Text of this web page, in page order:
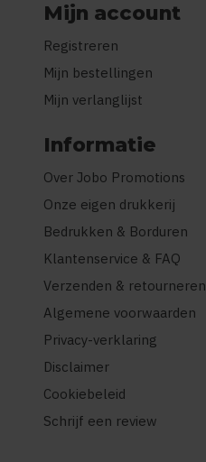
Mijn account
Registreren
Mijn bestellingen
Mijn verlanglijst
Informatie
Over Jobo Promotions
Onze eigen drukkerij
Bedrukken & Borduren
Klantenservice & FAQ
Verzenden & retourneren
Algemene voorwaarden
Privacy-verklaring
Disclaimer
Cookiebeleid
Schrijf een review